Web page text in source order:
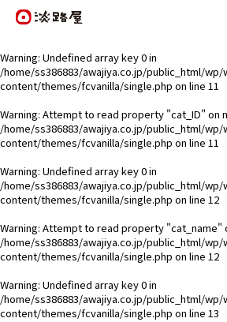
Warning: Undefined array key 0 in
/home/ss386883/awajiya.co.jp/public_html/wp/
content/themes/fcvanilla/single.php on line 11
Warning: Attempt to read property "cat_ID" on
/home/ss386883/awajiya.co.jp/public_html/wp/
content/themes/fcvanilla/single.php on line 11
Warning: Undefined array key 0 in
/home/ss386883/awajiya.co.jp/public_html/wp/
content/themes/fcvanilla/single.php on line 12
Warning: Attempt to read property "cat_name"
/home/ss386883/awajiya.co.jp/public_html/wp/
content/themes/fcvanilla/single.php on line 12
Warning: Undefined array key 0 in
/home/ss386883/awajiya.co.jp/public_html/wp/
content/themes/fcvanilla/single.php on line 13